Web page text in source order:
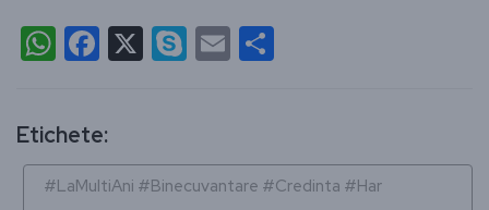
WhatsApp
Facebook
X Skype
Email
Etichete:
#LaMultiAni #Binecuvantare #Credinta #Har